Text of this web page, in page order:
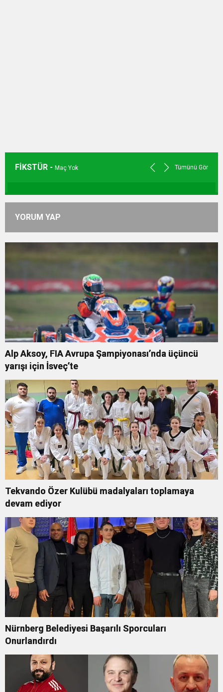
FİKSTÜR - Maç Yok Tümünü Gör
YORUM YAP
Alp Aksoy, FIA Avrupa Şampiyonası’nda üçüncü
yarışı için İsveç’te
Tekvando Özer Kulübü madalyaları toplamaya
devam ediyor
Nürnberg Belediyesi Başarılı Sporcuları
Onurlandırdı